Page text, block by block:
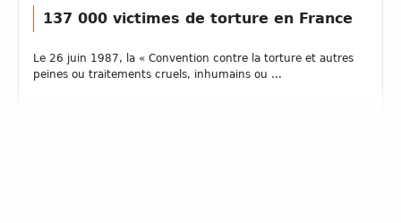
137 000 victimes de torture en France
Le 26 juin 1987, la « Convention contre la torture et autres
peines ou traitements cruels, inhumains ou ...